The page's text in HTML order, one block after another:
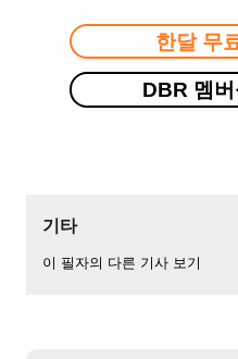
한달 무
DBR 멤버
기타
이 필자의 다른 기사 보기